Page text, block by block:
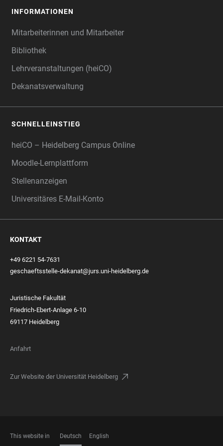
INFORMATIONEN
Mitarbeiterinnen und Mitarbeiter
Bibliothek
Lehrveranstaltungen (heiCO)
Dekanatsverwaltung
SCHNELLEINSTIEG
heiCO – Heidelberg Campus Online
Moodle-Lernplattform
Stellenanzeigen
Universitäres E-Mail-Konto
KONTAKT
+49 6221 54-7631
geschaeftsstelle-dekanat@jurs.uni-heidelberg.de
Juristische Fakultät
Friedrich-Ebert-Anlage 6-10
69117 Heidelberg
Anfahrt
Zur Website der Universität Heidelberg
This website in Deutsch English